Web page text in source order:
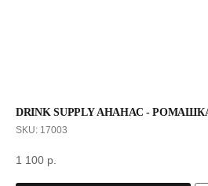
DRINK SUPPLY АНАНАС -
SKU: 17003
1 100 р.